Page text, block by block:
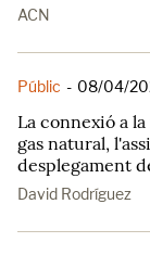
ACN
Públic - 08/04/
La connexió a
gas natural,
desplegament
David Rodríguez